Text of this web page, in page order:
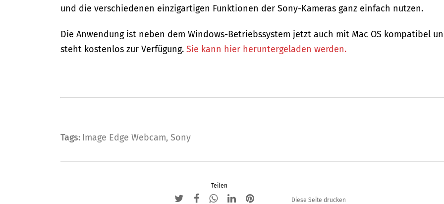
und die verschiedenen einzigartigen Funktionen der Sony-Kameras ganz einfach nutzen.
Die Anwendung ist neben dem Windows-Betriebssystem jetzt auch mit Mac OS kompatibel
steht kostenlos zur Verfügung. Sie kann hier heruntergeladen werden.
Tags: Image Edge Webcam, Sony
Teilen
Diese Seite drucken